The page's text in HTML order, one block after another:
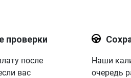
проверки
после
вас
Наши
очередь